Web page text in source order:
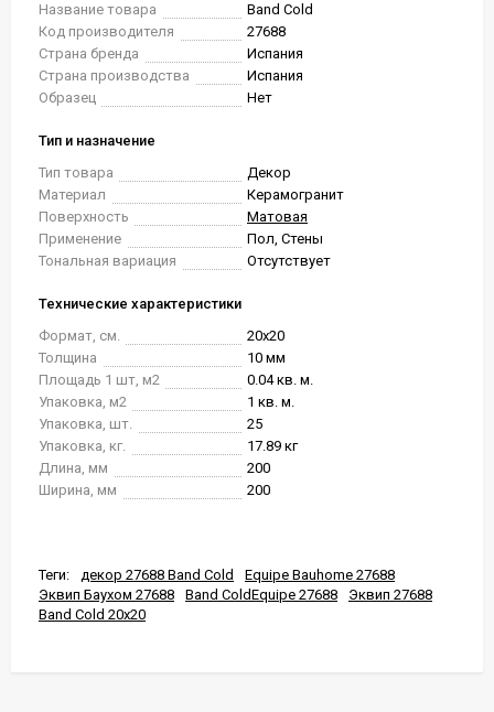
Название товара
Band Cold
Код производителя
27688
Страна бренда
Испания
Страна производства
Испания
Образец
Нет
Тип и назначение
Тип товара
Декор
Материал
Керамогранит
Поверхность
Матовая
Применение
Пол, Стены
Тональная вариация
Отсутствует
Технические характеристики
Формат, см.
20x20
Толщина
10 мм
Площадь 1 шт, м2
0.04 кв. м.
Упаковка, м2
1 кв. м.
Упаковка, шт.
25
Упаковка, кг.
17.89 кг
Длина, мм
200
Ширина, мм
200
Теги: декор 27688 Band Cold
Equipe Bauhome 27688
Эквип Баухом 27688
Band ColdEquipe 27688
Эквип 27688
Band Cold 20x20